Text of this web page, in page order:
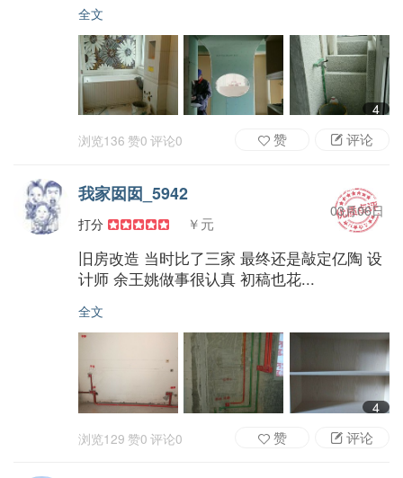
全文
4
浏览136 赞0 评论0 评论
赞
我家囡囡_5942
打分 ￥元
03月06日
旧房改造 当时比了三家 最终还是敲定亿陶 设
计师 余王姚做事很认真 初稿也花...
全文
4
浏览129 赞0 评论0 评论
赞